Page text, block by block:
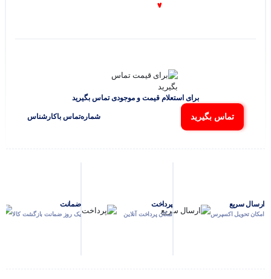
برای استعلام قیمت و موجودی تماس بگیرید
تماس بگیرید شماره‌تماس‌ با‌کارشناس
ارسال سریع
امکان تحویل اکسپرس
پرداخت
امکان پرداخت آنلاین
ضمانت
یک روز ضمانت بازگشت کالا